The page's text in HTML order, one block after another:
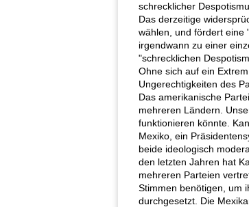
schrecklicher
Das derzeitige
wählen, und fördert eine
irgendwann zu einer
"schrecklichen
Ohne sich auf ein
Ungerechtigkeiten des
Das amerikanische
mehreren Ländern.
funktionieren könnte.
Mexiko, ein
beide ideologisch
den letzten Jahren hat
mehreren Parteien
Stimmen benötigen, um
durchgesetzt. Die